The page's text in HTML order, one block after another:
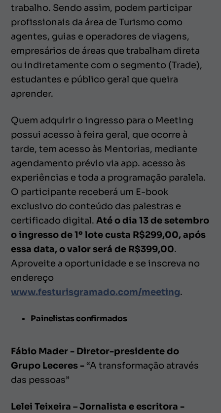
trabalho. Sendo assim, podem participar
profissionais da área de Turismo como
agentes, guias e operadores de viagens,
empresários de áreas que trabalham direta
ou indiretamente com o segmento (Trade),
estudantes e público geral que queira
aprender.
Quem adquirir o ingresso para o Meeting
possui acesso à feira geral, que ocorre à
tarde, tem acesso às Mentorias, mediante
agendamento prévio via app. acesso às
experiências e toda a programação paralela.
O participante receberá um E-book
exclusivo do conteúdo das palestras e
certificado digital.Até o dia 13 de setembro
o ingresso de 1º lote custa R$299,00, após
essa data, o valor será de R$399,00.
Aproveite a oportunidade e se inscreva no
endereço
www.festurisgramado.com/meeting.
Painelistas confirmados
Fábio Mader - Diretor-presidente do
Grupo Leceres - “A transformação através
das pessoas”
Lelei Teixeira – Jornalista e escritora -